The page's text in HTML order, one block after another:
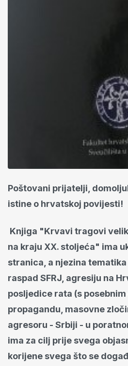
Poštovani prijatelji,
istine o hrvatskoj povijesti!
Knjiga "Krvavi tragovi
na kraju XX. stoljeća" ima
stranica, a njezina
raspad SFRJ, agresiju na
posljedice rata (s
propagandu, masovne
agresoru - Srbiji - u
ima za cilj prije svega
korijene svega što se